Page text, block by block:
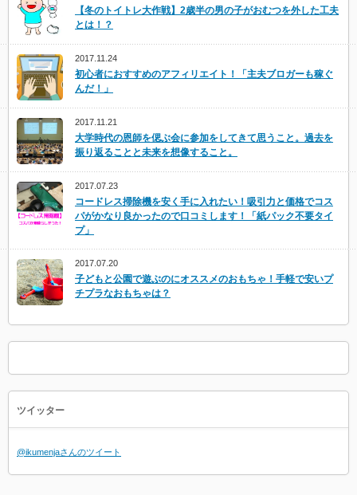
【冬のトイトレ大作戦】2歳半の男の子がおむつを外した工夫
とは！？
2017.11.24
初心者におすすめのアフィリエイト！「主夫ブロガーも稼ぐ
んだ！」
2017.11.21
大学時代の恩師を偲ぶ会に参加をしてきて思うこと。過去を
振り返ることと未来を想像すること。
2017.07.23
コードレス掃除機を安く手に入れたい！吸引力と価格でコス
パがかなり良かったので口コミします！「紙パック不要タイ
プ」
2017.07.20
子どもと公園で遊ぶのにオススメのおもちゃ！手軽で安いプ
チプラなおもちゃは？
ツイッター
@ikumenjaさんのツイート